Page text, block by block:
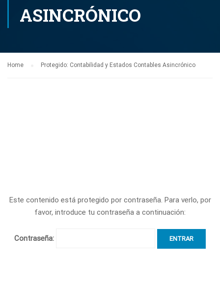
ASINCRÓNICO
Home Protegido: Contabilidad y Estados Contables Asincrónico
Este contenido está protegido por contraseña. Para verlo, por
favor, introduce tu contraseña a continuación:
Contraseña: